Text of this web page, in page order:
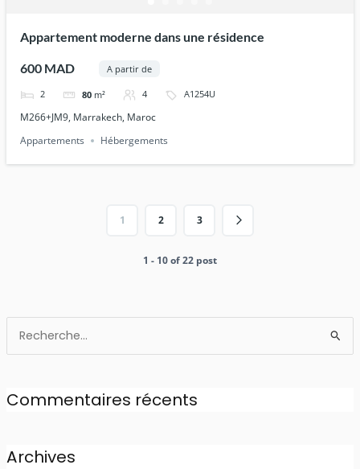
Appartement moderne dans une résidence
600 MAD A partir de
2 80 m² 4 A1254U
M266+JM9, Marrakech, Maroc
Appartements
Hébergements
1 2 3
1 - 10 of 22 post
Rechercher :
Commentaires récents
Archives